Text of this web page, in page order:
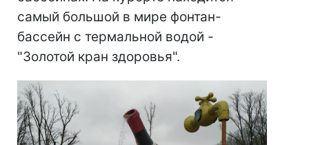
самый большой в мире фонтан-
бассейн с термальной водой -
"Золотой кран здоровья".